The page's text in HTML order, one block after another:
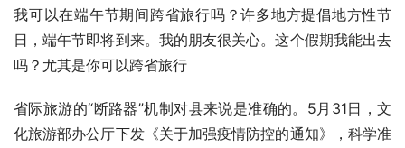
我可以在端午节期间跨省旅行吗？许多地方提倡地方性节
日，端午节即将到来。我的朋友很关心。这个假期我能出去
吗？尤其是你可以跨省旅行
省际旅游的“断路器”机制对县来说是准确的。5月31日，文
化旅游部办公厅下发《关于加强疫情防控的通知》，科学准